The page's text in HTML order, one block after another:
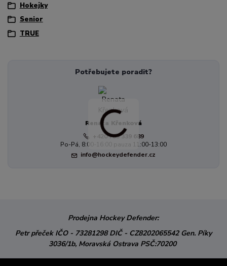
Hokejky
Senior
TRUE
Potřebujete poradit?
Renata Křenková
+420 739 339 689
Po-Pá, 8:00-16:00 pauza 11:00-13:00
info@hockeydefender.cz
Prodejna Hockey Defender:
Petr přeček IČO - 73281298DIČ - CZ8202065542 Gen. Píky
3036/1b, Moravská Ostrava PSČ:70200